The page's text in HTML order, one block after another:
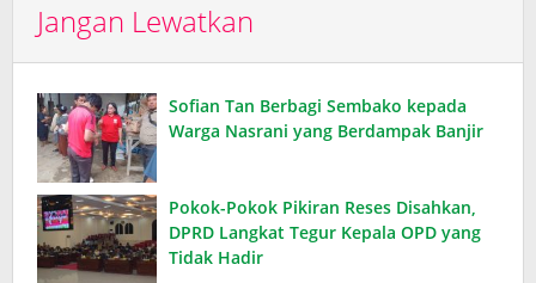
Jangan Lewatkan
Sofian Tan Berbagi Sembako kepada
Warga Nasrani yang Berdampak Banjir
Pokok-Pokok Pikiran Reses Disahkan,
DPRD Langkat Tegur Kepala OPD yang
Tidak Hadir